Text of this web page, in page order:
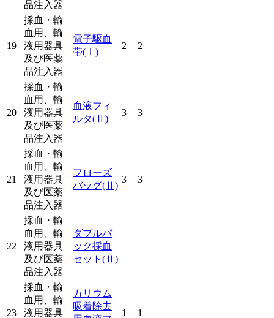
品注入器
19
採血・輸
血用、輸
液用器具
及び医薬
品注入器
電子駆血
帯(Ⅰ)
2 2
20
採血・輸
血用、輸
液用器具
及び医薬
品注入器
血液フィ
ルタ(Ⅱ)
3 3
21
採血・輸
血用、輸
液用器具
及び医薬
品注入器
フローズ
バッグ(Ⅱ)
3 3
22
採血・輸
血用、輸
液用器具
及び医薬
品注入器
ダブルパ
ック採血
セット (Ⅱ)
23
採血・輸
血用、輸
液用器具
カリウム
吸着除去
1 1